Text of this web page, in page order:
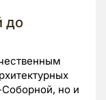
до
но и